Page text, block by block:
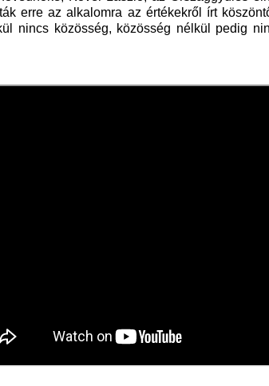
erre az alkalomra az értékekről írt
nincs közösség, közösség nélkül pedig